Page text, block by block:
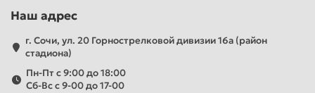
Наш адрес
г. Сочи, ул. 20 Горнострелковой дивизии 16а (район
стадиона)
Пн-Пт с 9:00 до 18:00
Сб-Вс с 9-00 до 17-00